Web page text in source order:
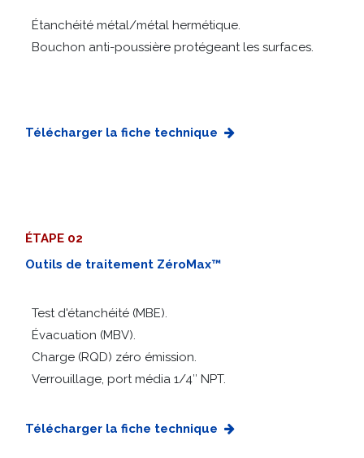
Étanchéité métal/métal hermétique.
Bouchon anti-poussière protégeant les surfaces.
Télécharger la fiche technique
ÉTAPE 02
Outils de traitement ZéroMax™
Test d'étanchéité (MBE).
Évacuation (MBV).
Charge (RQD) zéro émission.
Verrouillage, port média 1/4″ NPT.
Télécharger la fiche technique